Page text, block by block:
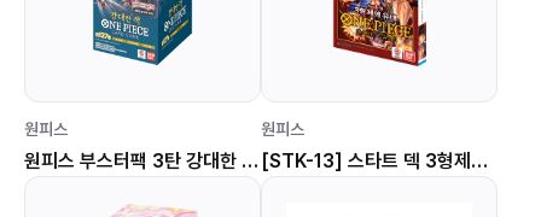
원피스
원피스 부스터팩 3탄 강대한 적 [OPK-03]
원피스
[STK-13] 스타트 덱 3형제의 유대